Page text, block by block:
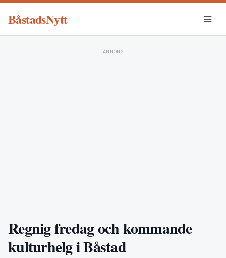
BåstadsNytt
ANNONS
Regnig fredag och kommande
kulturhelg i Båstad